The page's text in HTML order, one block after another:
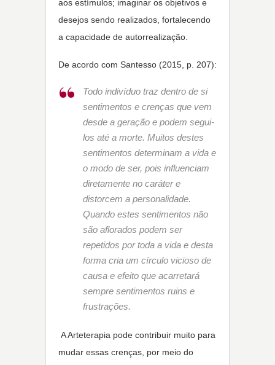
aos estímulos; imaginar os objetivos e
desejos sendo realizados, fortalecendo
a capacidade de autorrealização.
De acordo com Santesso (2015, p. 207):
Todo indivíduo traz dentro de si
sentimentos e crenças que vem
desde a geração e podem segui-
los até a morte. Muitos destes
sentimentos determinam a vida e
o modo de ser, pois influenciam
diretamente no caráter e
distorcem a personalidade.
Quando estes sentimentos não
são aflorados podem ser
repetidos por toda a vida e desta
forma cria um círculo vicioso de
causa e efeito que acarretará
sempre sentimentos ruins e
frustrações.
A Arteterapia pode contribuir muito para
mudar essas crenças, por meio do